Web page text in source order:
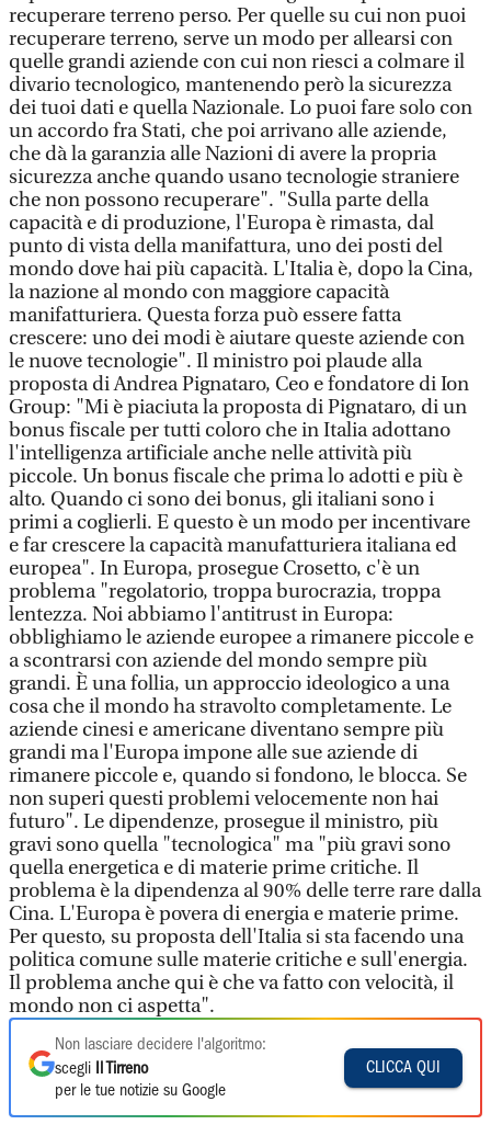
recuperare terreno perso. Per quelle su cui non puoi
recuperare terreno, serve un modo per allearsi con
quelle grandi aziende con cui non riesci a colmare il
divario tecnologico, mantenendo però la sicurezza
dei tuoi dati e quella Nazionale. Lo puoi fare solo con
un accordo fra Stati, che poi arrivano alle aziende,
che dà la garanzia alle Nazioni di avere la propria
sicurezza anche quando usano tecnologie straniere
che non possono recuperare". "Sulla parte della
capacità e di produzione, l'Europa è rimasta, dal
punto di vista della manifattura, uno dei posti del
mondo dove hai più capacità. L'Italia è, dopo la Cina,
la nazione al mondo con maggiore capacità
manifatturiera. Questa forza può essere fatta
crescere: uno dei modi è aiutare queste aziende con
le nuove tecnologie". Il ministro poi plaude alla
proposta di Andrea Pignataro, Ceo e fondatore di Ion
Group: "Mi è piaciuta la proposta di Pignataro, di un
bonus fiscale per tutti coloro che in Italia adottano
l'intelligenza artificiale anche nelle attività più
piccole. Un bonus fiscale che prima lo adotti e più è
alto. Quando ci sono dei bonus, gli italiani sono i
primi a coglierli. E questo è un modo per incentivare
e far crescere la capacità manufatturiera italiana ed
europea". In Europa, prosegue Crosetto, c'è un
problema "regolatorio, troppa burocrazia, troppa
lentezza. Noi abbiamo l'antitrust in Europa:
obblighiamo le aziende europee a rimanere piccole e
a scontrarsi con aziende del mondo sempre più
grandi. È una follia, un approccio ideologico a una
cosa che il mondo ha stravolto completamente. Le
aziende cinesi e americane diventano sempre più
grandi ma l'Europa impone alle sue aziende di
rimanere piccole e, quando si fondono, le blocca. Se
non superi questi problemi velocemente non hai
futuro". Le dipendenze, prosegue il ministro, più
gravi sono quella "tecnologica" ma "più gravi sono
quella energetica e di materie prime critiche. Il
problema è la dipendenza al 90% delle terre rare dalla
Cina. L'Europa è povera di energia e materie prime.
Per questo, su proposta dell'Italia si sta facendo una
politica comune sulle materie critiche e sull'energia.
Il problema anche qui è che va fatto con velocità, il
mondo non ci aspetta".
Non lasciare decidere l'algoritmo:
scegli
Il Tirreno
per le tue notizie su Google
CLICCA QUI